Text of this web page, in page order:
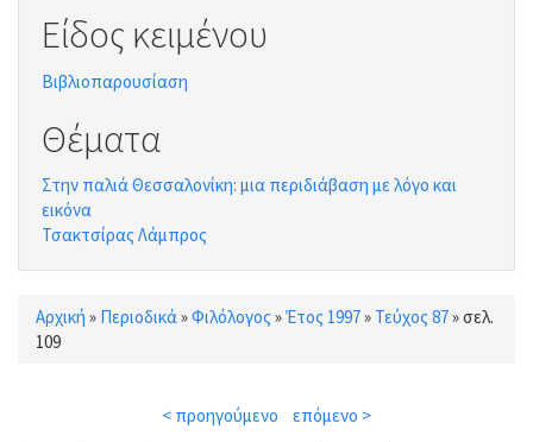
Είδος κειμένου
Βιβλιοπαρουσίαση
Θέματα
Στην παλιά Θεσσαλονίκη: μια περιδιάβαση με λόγο και
εικόνα
Τσακτσίρας Λάμπρος
Είστε εδώ
Αρχική » Περιοδικά»Φιλόλογος »Έτος 1997» Τεύχος 87»σελ.
109
< προηγούμενο επόμενο >